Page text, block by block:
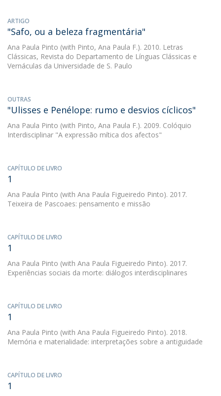
ARTIGO
"Safo, ou a beleza fragmentária"
Ana Paula Pinto (with Pinto, Ana Paula F.). 2010. Letras
Clássicas, Revista do Departamento de Línguas Clássicas e
Vernáculas da Universidade de S. Paulo
OUTRAS
"Ulisses e Penélope: rumo e desvios cíclicos"
Ana Paula Pinto (with Pinto, Ana Paula F.). 2009. Colóquio
Interdisciplinar "A expressão mítica dos afectos"
CAPÍTULO DE LIVRO
1
Ana Paula Pinto (with Ana Paula Figueiredo Pinto). 2017.
Teixeira de Pascoaes: pensamento e missão
CAPÍTULO DE LIVRO
1
Ana Paula Pinto (with Ana Paula Figueiredo Pinto). 2017.
Experiências sociais da morte: diálogos interdisciplinares
CAPÍTULO DE LIVRO
1
Ana Paula Pinto (with Ana Paula Figueiredo Pinto). 2018.
Memória e materialidade: interpretações sobre a antiguidade
CAPÍTULO DE LIVRO
1